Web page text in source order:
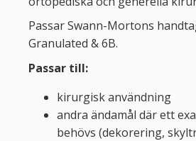
Passar Swann-Mortons
Granulated & 6B.
Passar till:
kirurgisk användning
andra ändamål där ett
behövs (dekorering,